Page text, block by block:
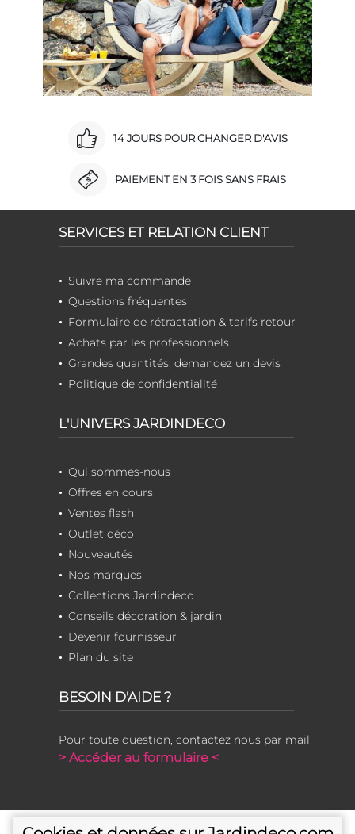
14 JOURS POUR CHANGER D'AVIS
PAIEMENT EN 3 FOIS SANS FRAIS
SERVICES ET RELATION CLIENT
Suivre ma commande
Questions fréquentes
Formulaire de rétractation & tarifs retour
Achats par les professionnels
Grandes quantités, demandez un devis
Politique de confidentialité
L'UNIVERS JARDINDECO
Qui sommes-nous
Offres en cours
Ventes flash
Outlet déco
Nouveautés
Nos marques
Collections Jardindeco
Conseils décoration & jardin
Devenir fournisseur
Plan du site
BESOIN D'AIDE ?
Pour toute question, contactez nous par mail
> Accéder au formulaire <